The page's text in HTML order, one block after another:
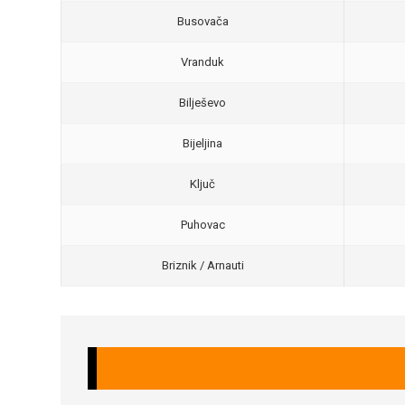
Busovača
Vranduk
Bilješevo
Bijeljina
Ključ
Puhovac
Briznik / Arnauti